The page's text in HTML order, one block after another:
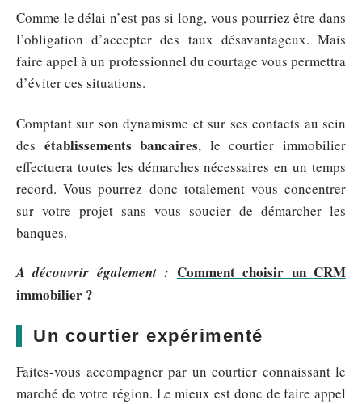
Comme le délai n’est pas si long, vous pourriez être dans
l’obligation d’accepter des taux désavantageux. Mais
faire appel à un professionnel du courtage vous permettra
d’éviter ces situations.
Comptant sur son dynamisme et sur ses contacts au sein
des établissements bancaires, le courtier immobilier
effectuera toutes les démarches nécessaires en un temps
record. Vous pourrez donc totalement vous concentrer
sur votre projet sans vous soucier de démarcher les
banques.
A découvrir également : Comment choisir un CRM
immobilier ?
Un courtier expérimenté
Faites-vous accompagner par un courtier connaissant le
marché de votre région. Le mieux est donc de faire appel